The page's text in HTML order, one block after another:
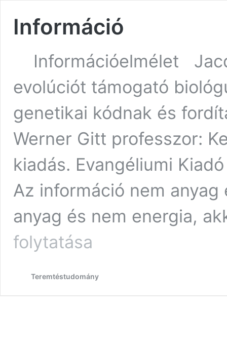
Információ
Információelmélet
evolúciót támogató
genetikai kódnak és
Werner Gitt professzor:
kiadás. Evangéliumi
Az információ nem anyag
anyag és nem energia,
folytatása
Teremtéstudomány